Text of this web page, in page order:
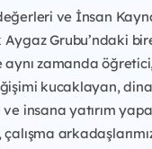
ve İnsan
Grubu’ndaki
aynı zamanda
kucaklayan,
insana yatırım
çalışma